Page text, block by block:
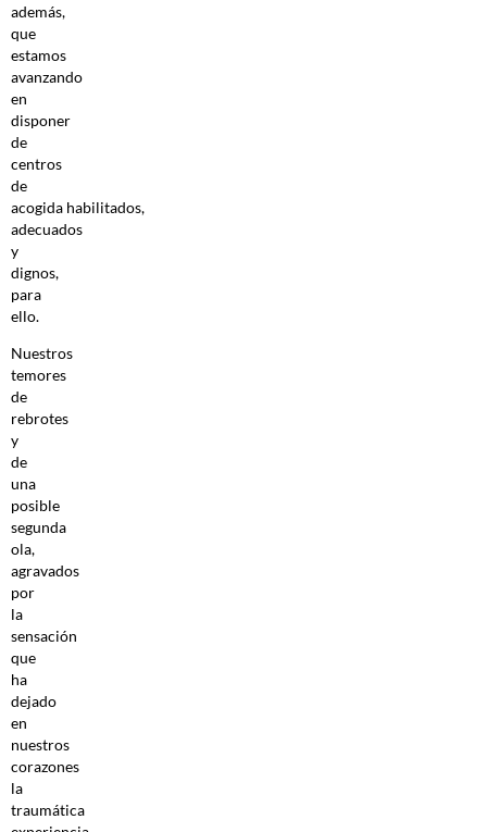
además,
que
estamos
avanzando
en
disponer
de
centros
de
acogida habilitados,
adecuados
y
dignos,
para
ello.
Nuestros
temores
de
rebrotes
y
de
una
posible
segunda
ola,
agravados
por
la
sensación
que
ha
dejado
en
nuestros
corazones
la
traumática